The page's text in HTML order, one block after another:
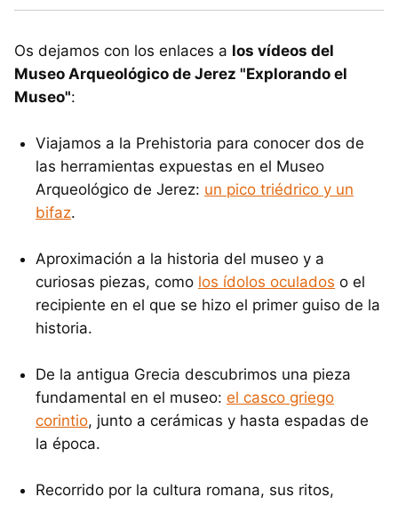
Os dejamos con los enlaces a los vídeos del
Museo Arqueológico de Jerez "Explorando el
Museo":
Viajamos a la Prehistoria para conocer dos de
las herramientas expuestas en el Museo
Arqueológico de Jerez: un pico triédrico y un
bifaz.
Aproximación a la historia del museo y a
curiosas piezas, como los ídolos oculados o el
recipiente en el que se hizo el primer guiso de la
historia.
De la antigua Grecia descubrimos una pieza
fundamental en el museo: el casco griego
corintio, junto a cerámicas y hasta espadas de
la época.
Recorrido por la cultura romana, sus ritos,